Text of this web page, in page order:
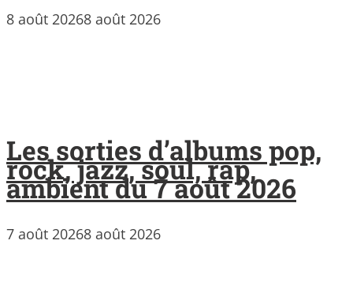
8 août 20268 août 2026
Les sorties d’albums pop,
rock, jazz, soul, rap,
ambient du 7 août 2026
7 août 20268 août 2026